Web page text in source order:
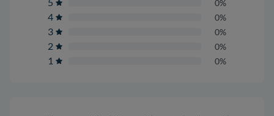
5 0%
4 0%
3 0%
2 0%
1 0%